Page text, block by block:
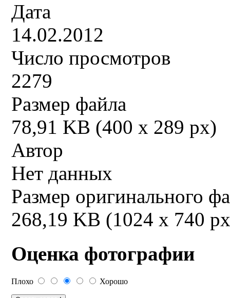
Дата
14.02.2012
Число просмотров
2279
Размер файла
78,91 KB (400 x 289 px)
Автор
Нет данных
Размер оригинального
268,19 KB (1024 x 740
Оценка фотографии
Плохо Хорошо